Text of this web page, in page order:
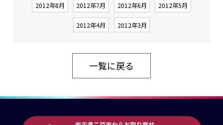
2012年8月 2012年7月 2012年6月 2012年5月
2012年4月 2012年3月
一覧に戻る